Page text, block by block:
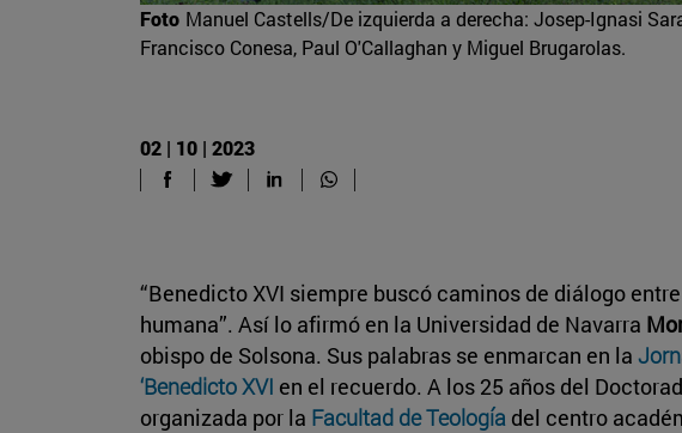
Foto Manuel Castells/De izquierda a derecha: Josep-Ignasi
Francisco Conesa, Paul O'Callaghan y Miguel Brugarolas.
02 | 10 | 2023
“Benedicto XVI siempre buscó caminos de diálogo
humana”. Así lo afirmó en la Universidad de Navarra
obispo de Solsona. Sus palabras se enmarcan en la
‘Benedicto XVI en el recuerdo. A los 25 años del
organizada por la Facultad de Teología del centro